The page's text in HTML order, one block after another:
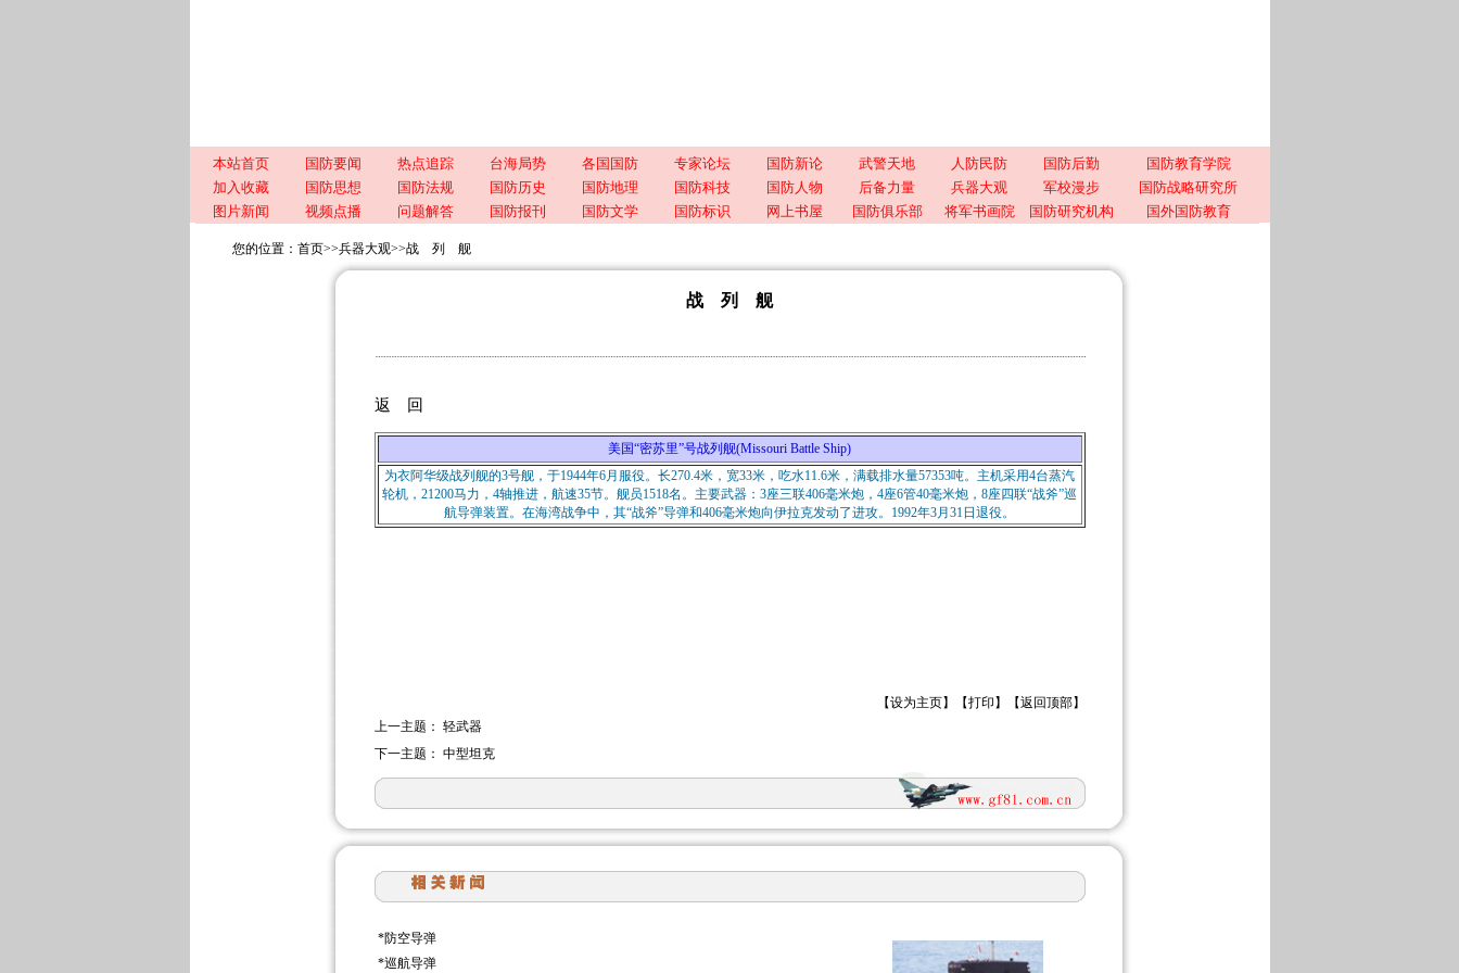
本站首页 国防要闻 热点追踪 台海局势 各国国防 专家论坛 国防新论 武警天地 人防民防 国防后勤
国防教育学院
加入收藏
国防思想 国防法规 国防历史 国防地理 国防科技 国防人物 后备力量 兵器大观 军校漫步
国防战略研究所
图片新闻
视频点播 问题解答 国防报刊 国防文学 国防标识 网上书屋 国防俱乐部 将军书画院 国防研究机构 国外国防教育
您的位置： 首页>>兵器大观>>战 列 舰
战 列 舰
返 回
美国“密苏里”号战列舰(Missouri Battle Ship)
为衣阿华级战列舰的3号舰，于1944年6月服役。长270.4米，宽33米，吃水11.6米，满载排水量57353吨。主机采用4台蒸汽
轮机，21200马力，4轴推进，航速35节。舰员1518名。主要武器：3座三联406毫米炮，4座6管40毫米炮，8座四联“战斧”巡
航导弹装置。在海湾战争中，其“战斧”导弹和406毫米炮向伊拉克发动了进攻。1992年3月31日退役。
【设为主页】【打印 】【返回顶部】
上一主题： 轻武器
下一主题： 中型坦克
*防空导弹
*巡航导弹